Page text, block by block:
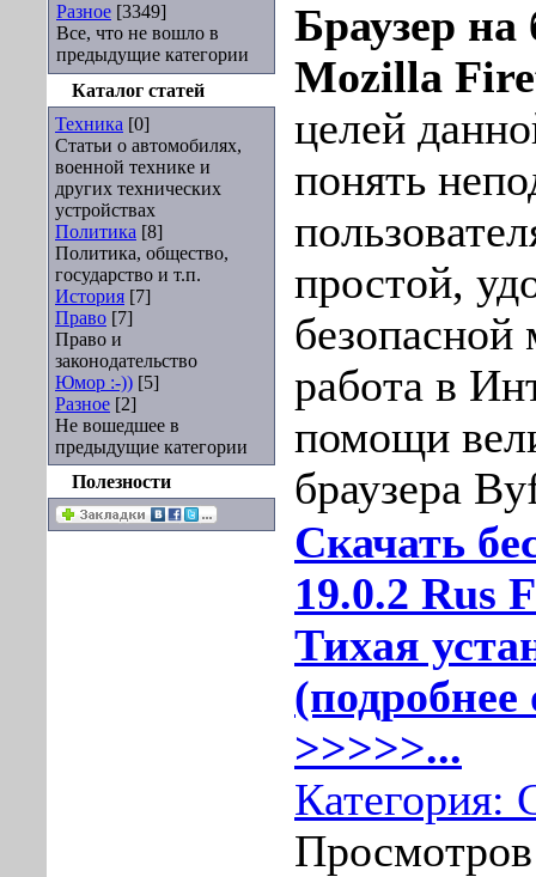
Разное [3349]
Все, что не вошло в
предыдущие категории
Каталог статей
Техника [0]
Статьи о автомобилях,
военной технике и
других технических
устройствах
Политика [8]
Политика, общество,
государство и т.п.
История [7]
Право [7]
Право и
законодательство
Юмор :-)) [5]
Разное [2]
Не вошедшее в
предыдущие категории
Полезности
Браузер на
Mozilla
целей
понять
простой,
работа в
помощи
браузера
Скачать
19.0.2 Rus
Тихая
(подробнее
>>>>>...
Категория: